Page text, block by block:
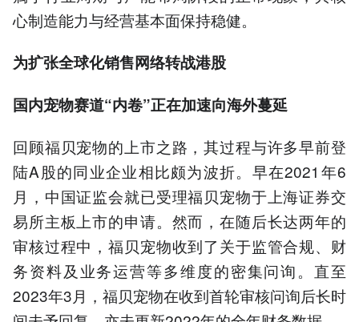
心制造能力与经营基本面保持稳健。
为扩张全球化销售网络转战港股
国内宠物赛道“内卷”正在加速向海外蔓延
回顾福贝宠物的上市之路，其过程与许多早前登
陆A股的同业企业相比颇为波折。早在2021年6
月，中国证监会就已受理福贝宠物于上海证券交
易所主板上市的申请。然而，在随后长达两年的
审核过程中，福贝宠物收到了关于监管合规、财
务资料及业务运营等多维度的密集问询。直至
2023年3月，福贝宠物在收到首轮审核问询后长时